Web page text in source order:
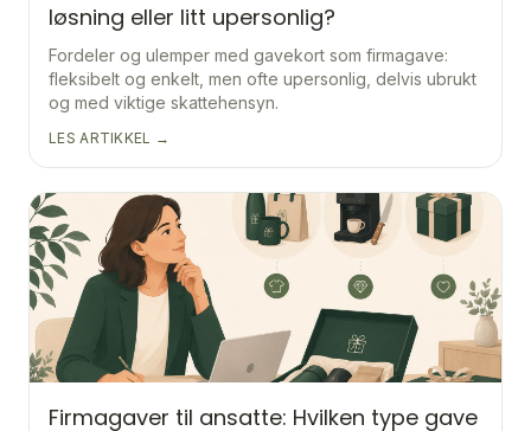
løsning eller litt upersonlig?
Fordeler og ulemper med gavekort som firmagave:
fleksibelt og enkelt, men ofte upersonlig, delvis ubrukt
og med viktige skattehensyn.
LES ARTIKKEL →
Firmagaver til ansatte: Hvilken type gave